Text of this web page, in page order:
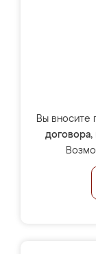
Вы вносите
договора,